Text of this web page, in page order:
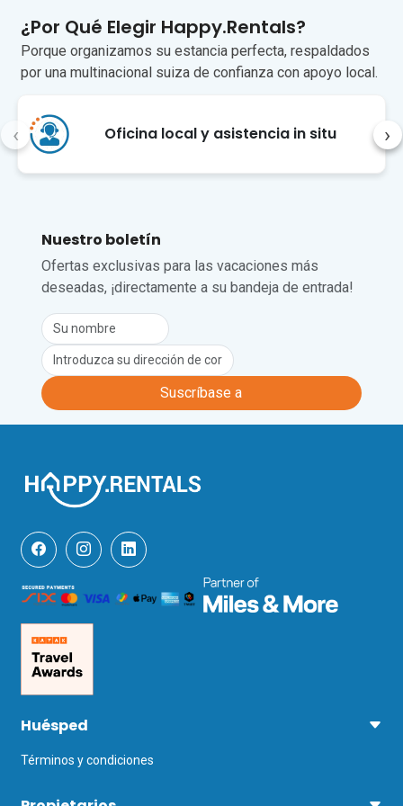
la famosa Aiguille du Midi (a 45
Megève es un destino animado durante
pueden disfrutar de diversos deportes
como el esquí, las raquetas de nieve, el
esquí de fondo, el snowboard e incluso
el golf. Desde este encantador lugar de
Debido a la topografía, la ubicación y las
condiciones meteorológicas únicas del
valle del Mont Blanc, la conexión a
Internet puede ser inestable.
Lamentablemente, no se admiten
mascotas en este alojamiento.
¿Por Qué Elegir Happy.Rentals?
Porque organizamos su estancia perfecta, respaldados
por una multinacional suiza de confianza con apoyo local.
Oficina local y asistencia in situ
‹ ›
Nuestro boletín
Ofertas exclusivas para las vacaciones más
deseadas, ¡directamente a su bandeja de entrada!
Suscríbase a
Huésped
Términos y condiciones